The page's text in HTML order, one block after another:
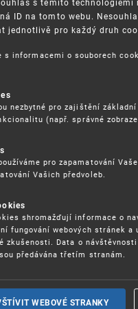
služeb - 5.8.2026
jinak (aneb
tržištích
porušování IPR
a vymáhání IPR ve
ID na tomto webu.
jednotlivě pro každý druh
s informacemi o souborech
nezbytné pro zajištění
(např. správné
pro zapamatování
Vašich předvoleb.
shromažďují informace o
fungování webových stránek
zkušenosti. Data o
předávána třetím stranám.
WEBOVÉ STRANKY